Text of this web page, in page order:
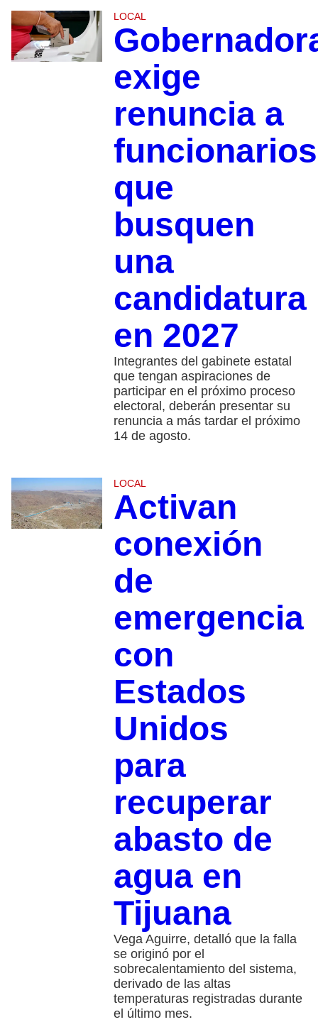
LOCAL
exige
renuncia a
funcionarios
que
busquen
una
candidatura
en 2027
Integrantes del gabinete estatal
que tengan aspiraciones de
participar en el próximo proceso
electoral, deberán presentar su
renuncia a más tardar el próximo
14 de agosto.
LOCAL
Activan
conexión
de
emergencia
con
Estados
Unidos
para
recuperar
abasto de
agua en
Tijuana
Vega Aguirre, detalló que la falla
se originó por el
sobrecalentamiento del sistema,
derivado de las altas
temperaturas registradas durante
el último mes.